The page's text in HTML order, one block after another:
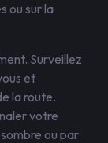
ou sur la
Surveillez
et
la route.
votre
ou par